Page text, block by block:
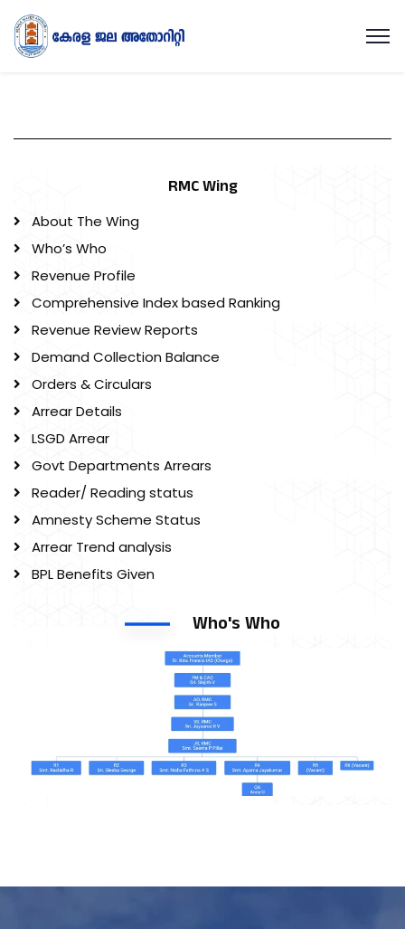
RMC Wing
About The Wing
Who’s Who
Revenue Profile
Comprehensive Index based Ranking
Revenue Review Reports
Demand Collection Balance
Orders & Circulars
Arrear Details
LSGD Arrear
Govt Departments Arrears
Reader/ Reading status
Amnesty Scheme Status
Arrear Trend analysis
BPL Benefits Given
Who's Who